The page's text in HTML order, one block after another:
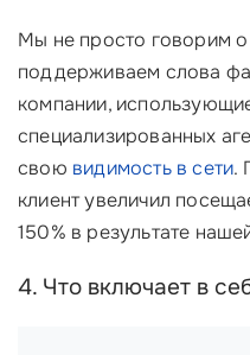
Мы не просто говорим
поддерживаем слова
компании,
специализированных
свою видимость в сети.
клиент увеличил
150% в результате
4. Что включает в